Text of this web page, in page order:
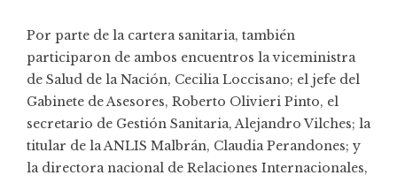
Por parte de la cartera sanitaria, también
participaron de ambos encuentros la viceministra
de Salud de la Nación, Cecilia Loccisano; el jefe del
Gabinete de Asesores, Roberto Olivieri Pinto, el
secretario de Gestión Sanitaria, Alejandro Vilches; la
titular de la ANLIS Malbrán, Claudia Perandones; y
la directora nacional de Relaciones Internacionales,